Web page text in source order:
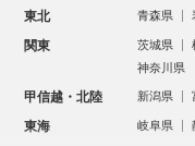
東北 青森県
関東 茨城県
神奈川県
甲信越・北陸 新潟県
東海 岐阜県